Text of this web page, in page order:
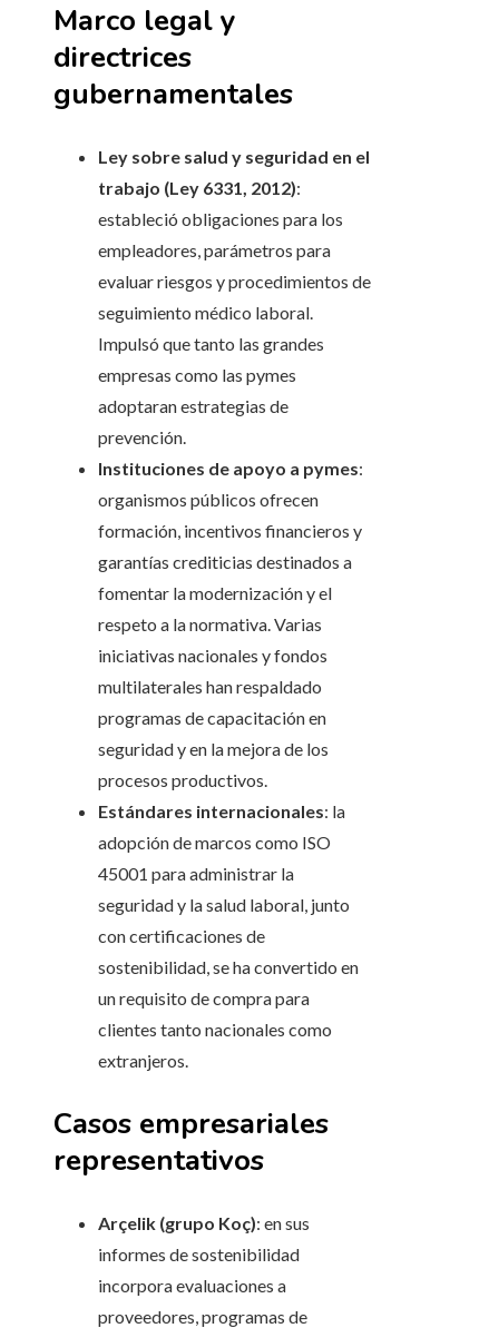
Marco legal y
directrices
gubernamentales
Ley sobre salud y seguridad en el
trabajo (Ley 6331, 2012):
estableció obligaciones para los
empleadores, parámetros para
evaluar riesgos y procedimientos de
seguimiento médico laboral.
Impulsó que tanto las grandes
empresas como las pymes
adoptaran estrategias de
prevención.
Instituciones de apoyo a pymes:
organismos públicos ofrecen
formación, incentivos financieros y
garantías crediticias destinados a
fomentar la modernización y el
respeto a la normativa. Varias
iniciativas nacionales y fondos
multilaterales han respaldado
programas de capacitación en
seguridad y en la mejora de los
procesos productivos.
Estándares internacionales: la
adopción de marcos como ISO
45001 para administrar la
seguridad y la salud laboral, junto
con certificaciones de
sostenibilidad, se ha convertido en
un requisito de compra para
clientes tanto nacionales como
extranjeros.
Casos empresariales
representativos
Arçelik (grupo Koç): en sus
informes de sostenibilidad
incorpora evaluaciones a
proveedores, programas de